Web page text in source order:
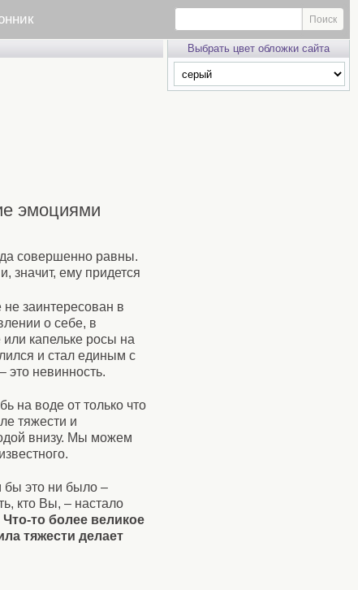
эмоциями
совершенно равны.
значит, ему придется
не заинтересован в
о себе, в
капельке росы на
и стал единым с
это невинность.
на воде от только что
тяжести и
внизу. Мы можем
бы это ни было –
кто Вы, – настало
Что-то более великое
тяжести делает
Выбрать цвет обложки сайта